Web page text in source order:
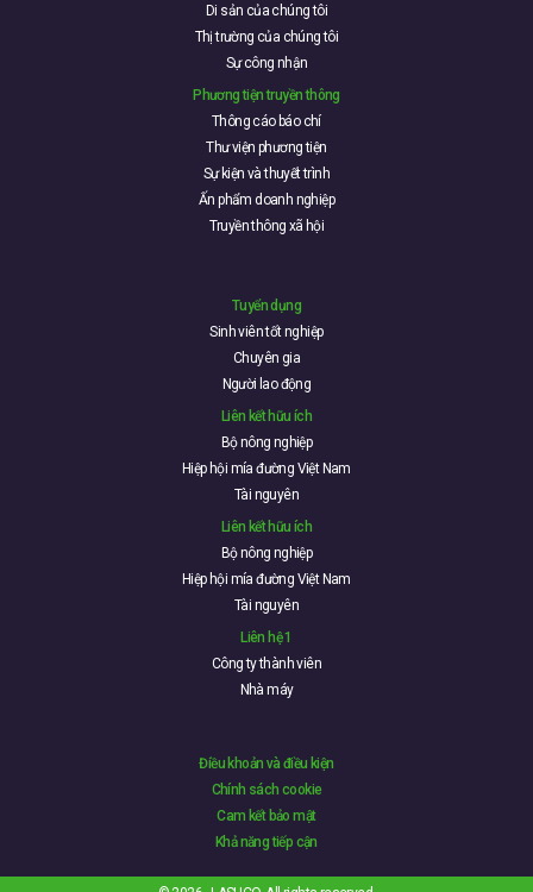
Di sản của chúng tôi
Thị trường của chúng tôi
Sự công nhận
Phương tiện truyền thông
Thông cáo báo chí
Thư viện phương tiện
Sự kiện và thuyết trình
Ấn phẩm doanh nghiệp
Truyền thông xã hội
Tuyển dụng
Sinh viên tốt nghiệp
Chuyên gia
Người lao động
Liên kết hữu ích
Bộ nông nghiệp
Hiệp hội mía đường Việt Nam
Tài nguyên
Liên kết hữu ích
Bộ nông nghiệp
Hiệp hội mía đường Việt Nam
Tài nguyên
Liên hệ 1
Công ty thành viên
Nhà máy
Điều khoản và điều kiện
Chính sách cookie
Cam kết bảo mật
Khả năng tiếp cận